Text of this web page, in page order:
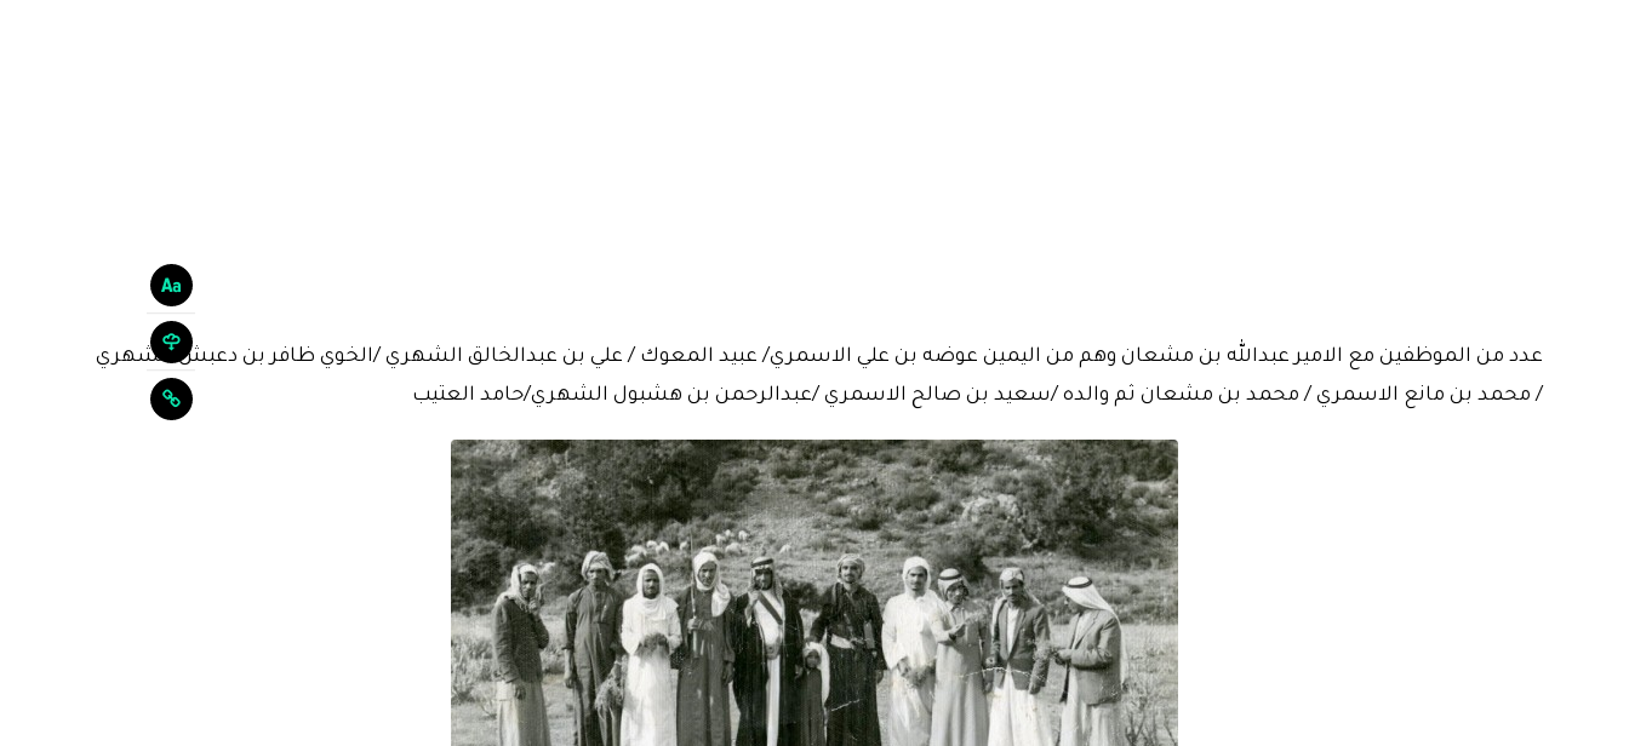
عدد من الموظفين مع الامير عبدالله بن مشعان وهم من اليمين عوضه بن علي الاسمري/ عبيد المعوك / علي بن عبدالخالق الشهري /الخوي ظافر بن دعبش الشهري
/ محمد بن مانع الاسمري / محمد بن مشعان ثم والده /سعيد بن صالح الاسمري /عبدالرحمن بن هشبول الشهري/حامد العتيب